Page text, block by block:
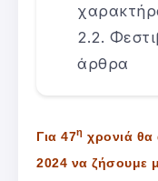
άρθρα
Για 47η χρονιά
2024 να ζήσουμε